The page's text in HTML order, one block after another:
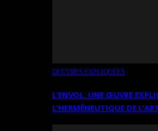
OEUVRES EXPLIQUÉES
L’ENVOL, UNE ŒUVRE
L’HERMÉNEUTIQUE DE